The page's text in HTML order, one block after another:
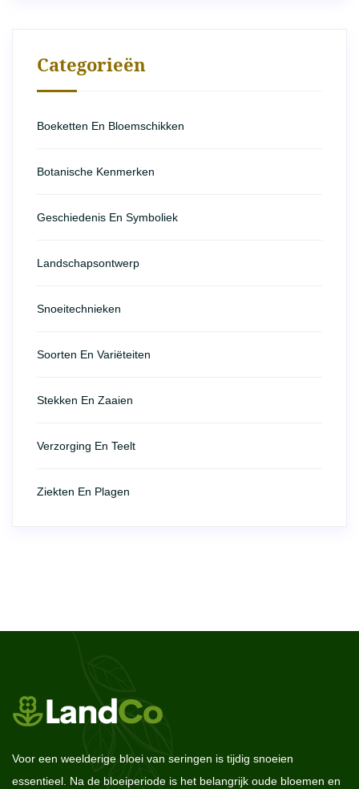
Categorieën
Boeketten En Bloemschikken
Botanische Kenmerken
Geschiedenis En Symboliek
Landschapsontwerp
Snoeitechnieken
Soorten En Variëteiten
Stekken En Zaaien
Verzorging En Teelt
Ziekten En Plagen
Voor een weelderige bloei van seringen is tijdig snoeien
essentieel. Na de bloeiperiode is het belangrijk oude bloemen en